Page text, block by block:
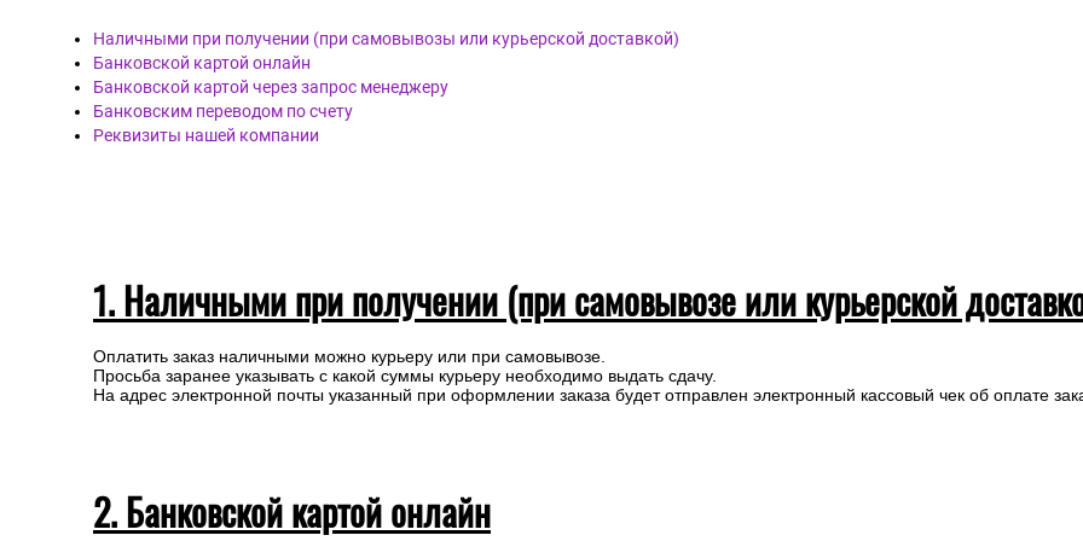
Наличными при получении (при самовывозы или курьерской доставкой)
Банковской картой онлайн
Банковской картой через запрос менеджеру
Банковским переводом по счету
Реквизиты нашей компании
1. Наличными при получении (при самовывозе или курьерской
Оплатить заказ наличными можно курьеру или при самовывозе.
Просьба заранее указывать с какой суммы курьеру необходимо выдать сдачу.
На адрес электронной почты указанный при оформлении заказа будет отправлен электронный кассовый чек об оплате
2. Банковской картой онлайн